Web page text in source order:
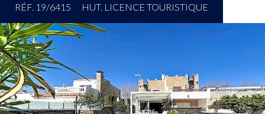
RÉF. 19/6415 HUT. LICENCE TOURISTIQUE